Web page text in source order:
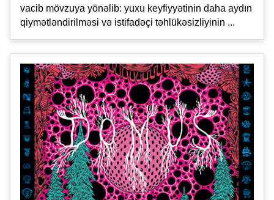
vacib mövzuya yönəlib: yuxu keyfiyyətinin daha aydın
qiymətləndirilməsi və istifadəçi təhlükəsizliyinin ...